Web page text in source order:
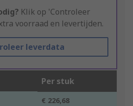
Klik op 'Controleer
voorraad en levertijden.
leverdata
Per stuk
€ 226,68